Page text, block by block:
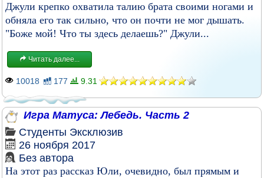
Джули крепко охватила талию брата своими ногами и
обняла его так сильно, что он почти не мог дышать.
"Боже мой! Что ты здесь делаешь?" Джули...
Читать далее...
10018 177 9.31
Игра Матуса: Лебедь. Часть 2
Студенты Эксклюзив
26 ноября 2017
Без автора
На этот раз рассказ Юли, очевидно, был прямым и